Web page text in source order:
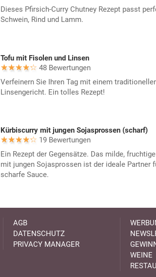
Dieses Pfirsich-Curry Chutney Rezept passt
Schwein, Rind und Lamm.
Tofu mit Fisolen und Linsen
48 Bewertungen
Verfeinern Sie Ihren Tag mit einem
Linsengericht. Ein tolles Rezept!
Kürbiscurry mit jungen Sojasprossen (scharf)
19 Bewertungen
Ein Rezept der Gegensätze. Das milde,
mit jungen Sojasprossen ist der ideale Partner
scharfe Sauce.
AGB
DATENSCHUTZ
PRIVACY MANAGER
WEINE